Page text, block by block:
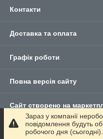
Контакти
Доставка та оплата
Графік роботи
Повна версія сайту
Сайт створено на
Політика конфіденційності
Зараз у компанії
повідомлення будуть
робочого дня (сьогодні).